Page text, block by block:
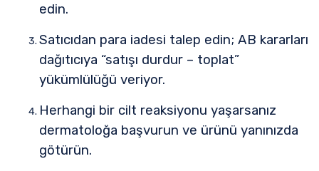
edin.
Satıcıdan para iadesi talep edin; AB kararları
dağıtıcıya “satışı durdur – toplat”
yükümlülüğü veriyor.
Herhangi bir cilt reaksiyonu yaşarsanız
dermatoloğa başvurun ve ürünü yanınızda
götürün.